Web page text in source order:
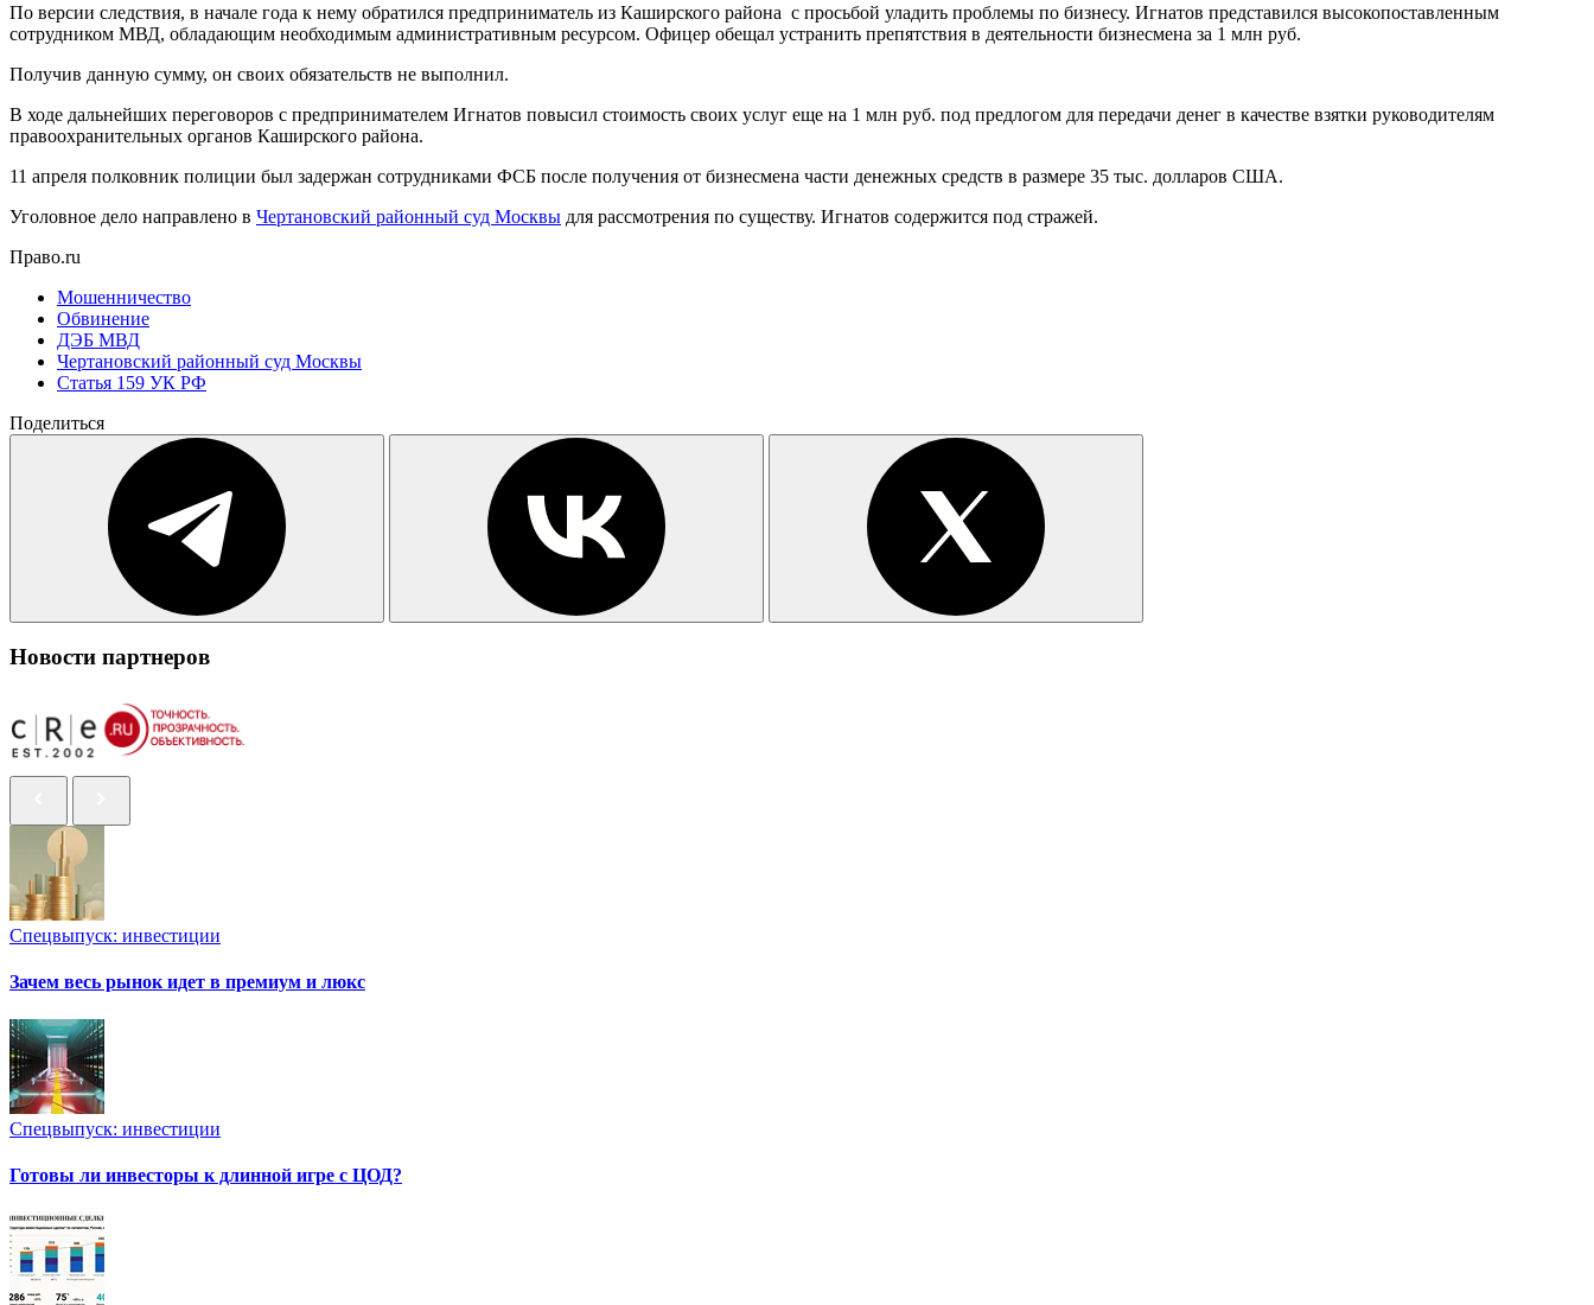
По версии следствия, в начале года к нему обратился предприниматель из Каширского района с просьбой уладить проблемы по бизнесу. Игнатов представился высокопоставленным
сотрудником МВД, обладающим необходимым административным ресурсом. Офицер обещал устранить препятствия в деятельности бизнесмена за 1 млн руб.
Получив данную сумму, он своих обязательств не выполнил.
В ходе дальнейших переговоров с предпринимателем Игнатов повысил стоимость своих услуг еще на 1 млн руб. под предлогом для передачи денег в качестве взятки руководителям
правоохранительных органов Каширского района.
11 апреля полковник полиции был задержан сотрудниками ФСБ после получения от бизнесмена части денежных средств в размере 35 тыс. долларов США.
Уголовное дело направлено в Чертановский районный суд Москвы для рассмотрения по существу. Игнатов содержится под стражей.
Право.ru
Мошенничество
Обвинение
ДЭБ МВД
Чертановский районный суд Москвы
Статья 159 УК РФ
Поделиться
Новости партнеров
Спецвыпуск: инвестиции
Зачем весь рынок идет в премиум и люкс
Спецвыпуск: инвестиции
Готовы ли инвесторы к длинной игре с ЦОД?